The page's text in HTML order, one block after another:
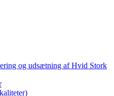
og udsætning af Hvid Stork